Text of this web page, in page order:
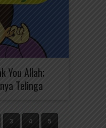
You Allah;
Telinga
3 4 5